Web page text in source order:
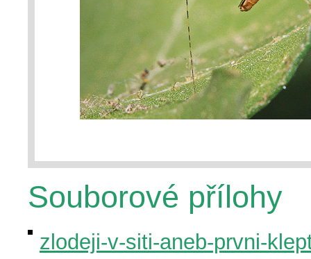
Souborové přílohy
zlodeji-v-siti-aneb-prvni-